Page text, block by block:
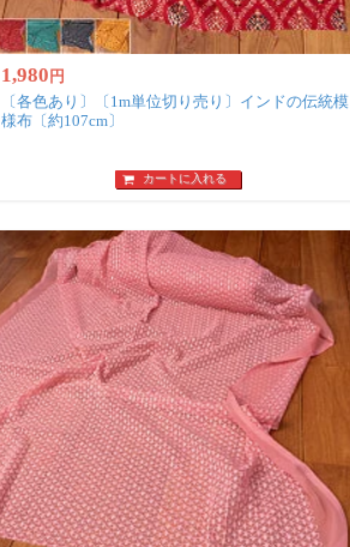
1,980 円
〔各色あり〕〔1m単位切り売り〕インドの伝統模
様布〔約107cm〕
カートに入れる